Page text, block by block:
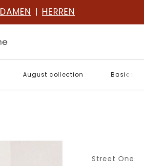
DAMEN | HERREN
August collection Basics
Street One